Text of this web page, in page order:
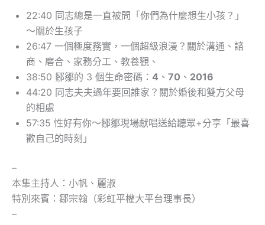
22:40 同志總是一直被問「你們為什麼想生小孩？」
～關於生孩子
26:47 一個極度務實，一個超級浪漫？關於溝通、諮
商、磨合、家務分工、教養觀、
38:50 鄒鄒的 3 個生命密碼： 4 、 70 、 2016
44:20 同志夫夫過年要回誰家？關於婚後和雙方父母
的相處
57:35 性好有你～鄒鄒現場獻唱送給聽眾+分享「最喜
歡自己的時刻」
–
本集主持人：小帆、麗淑
特別來賓：鄒宗翰（彩虹平權大平台理事長）
–